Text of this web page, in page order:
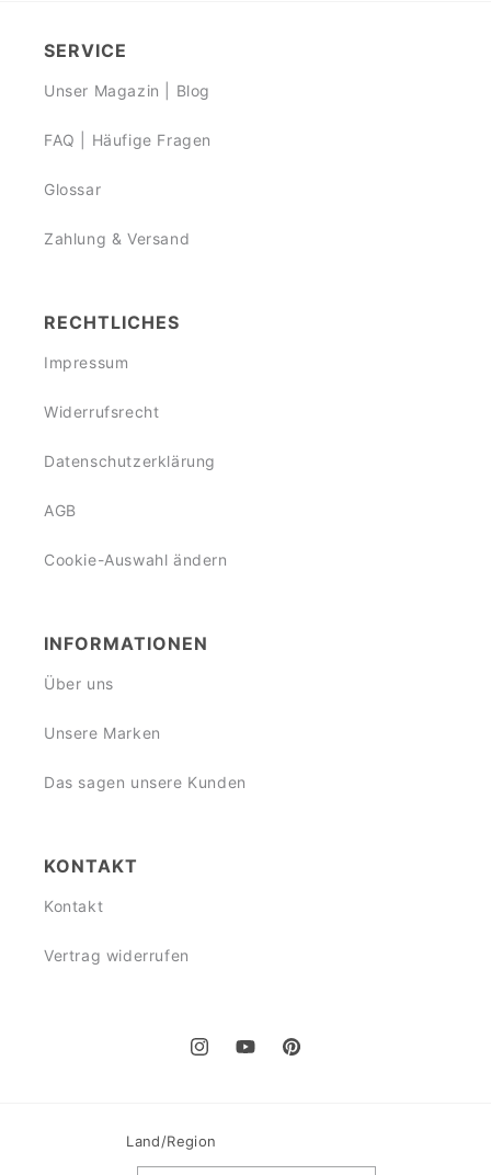
SERVICE
Unser Magazin | Blog
FAQ | Häufige Fragen
Glossar
Zahlung & Versand
RECHTLICHES
Impressum
Widerrufsrecht
Datenschutzerklärung
AGB
Cookie-Auswahl ändern
INFORMATIONEN
Über uns
Unsere Marken
Das sagen unsere Kunden
KONTAKT
Kontakt
Vertrag widerrufen
InstagramYouTubePinterest
Land/Region